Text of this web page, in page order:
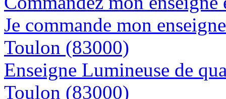
Je commande mon
Toulon (83000)
Enseigne Lumineuse de
Toulon (83000)